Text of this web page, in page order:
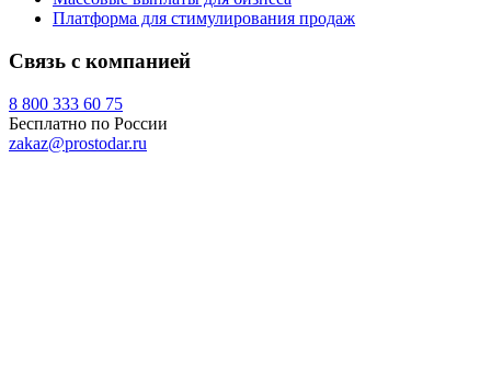
Платформа для стимулирования продаж
Связь с компанией
8 800 333 60 75
Бесплатно по России
zakaz@prostodar.ru